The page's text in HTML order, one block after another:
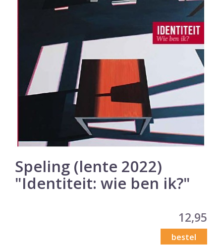
Speling (lente 2022)
"Identiteit: wie ben ik?"
12,95
bestel